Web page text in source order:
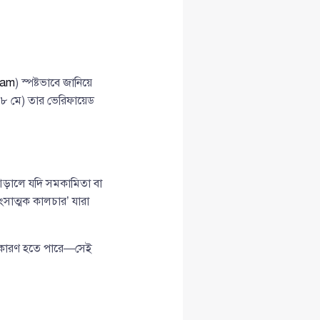
) স্পষ্টভাবে জানিয়ে
মে) তার ভেরিফায়েড
যদি সমকামিতা বা
কালচার’ যারা
হতে পারে—সেই